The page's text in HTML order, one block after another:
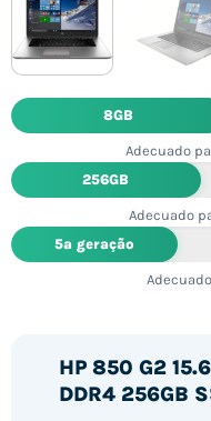
8GB
Adecuado
256GB
Adecuado
5ª geração
HP 850 G2
DDR4 256GB